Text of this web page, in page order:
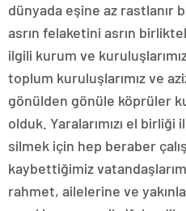
dünyada eşine az rastlanır
asrın felaketini asrın
ilgili kurum ve
toplum kuruluşlarımız ve
gönülden gönüle köprüler
olduk. Yaralarımızı el
silmek için hep beraber
kaybettiğimiz
rahmet, ailelerine ve